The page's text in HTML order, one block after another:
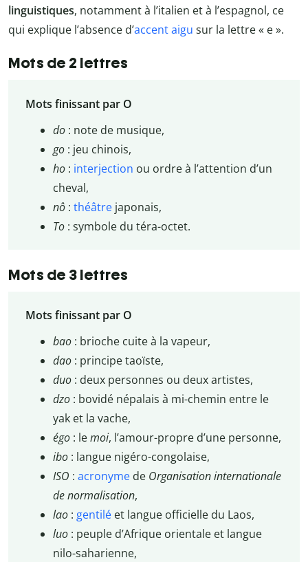
linguistiques, notamment à l’italien et à l’espagnol, ce
qui explique l’absence d’accent aigu sur la lettre « e ».
Mots de 2 lettres
Mots finissant par O
do: note de musique,
go: jeu chinois,
ho: interjection ou ordre à l’attention d’un
cheval,
nô: théâtrejaponais,
To: symbole du téra-octet.
Mots de 3 lettres
Mots finissant par O
bao: brioche cuite à la vapeur,
dao: principe taoïste,
duo: deux personnes ou deux artistes,
dzo: bovidé népalais à mi-chemin entre le
yak et la vache,
égo : lemoi, l’amour-propre d’une personne,
ibo: langue nigéro-congolaise,
ISO : acronymede Organisation internationale
de normalisation,
lao : gentiléet langue officielle du Laos,
luo : peuple d’Afrique orientale et langue
nilo-saharienne,